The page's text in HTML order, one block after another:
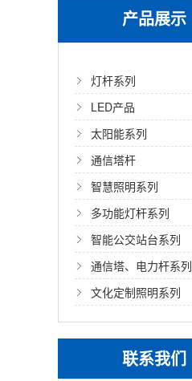
产品展示
灯杆系列
LED产品
太阳能系列
通信塔杆
智慧照明系列
多功能灯杆系列
智能公交站台系列
通信塔、电力杆系列
文化定制照明系列
联系我们